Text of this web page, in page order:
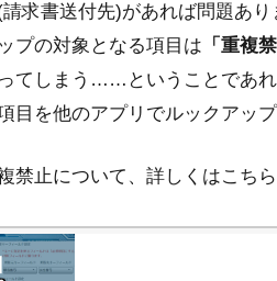
求書送付先)があれば問題あ
プの対象となる項目は 「重複
てしまう……ということであれ
目を他のアプリでルックアッ
禁止について、詳しくはこち